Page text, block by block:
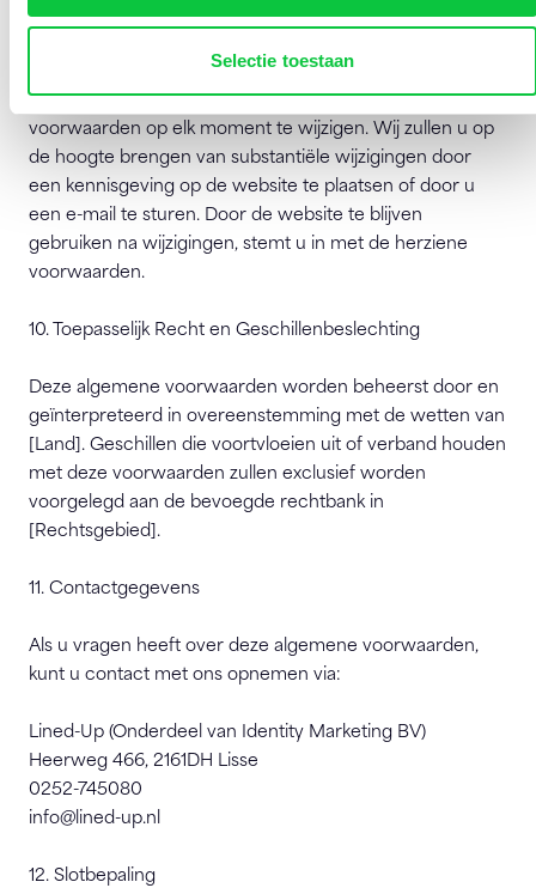
Selectie toestaan
Wij behouden ons het recht voor om deze algemene
voorwaarden op elk moment te wijzigen. Wij zullen u op
de hoogte brengen van substantiële wijzigingen door
een kennisgeving op de website te plaatsen of door u
een e-mail te sturen. Door de website te blijven
gebruiken na wijzigingen, stemt u in met de herziene
voorwaarden.
10. Toepasselijk Recht en Geschillenbeslechting
Deze algemene voorwaarden worden beheerst door en
geïnterpreteerd in overeenstemming met de wetten van
[Land]. Geschillen die voortvloeien uit of verband houden
met deze voorwaarden zullen exclusief worden
voorgelegd aan de bevoegde rechtbank in
[Rechtsgebied].
11. Contactgegevens
Als u vragen heeft over deze algemene voorwaarden,
kunt u contact met ons opnemen via:
Lined-Up (Onderdeel van Identity Marketing BV)
Heerweg 466, 2161DH Lisse
0252-745080
info@lined-up.nl
12. Slotbepaling